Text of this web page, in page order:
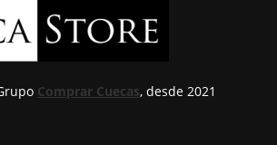
Comprar Cuecas, desde 2021